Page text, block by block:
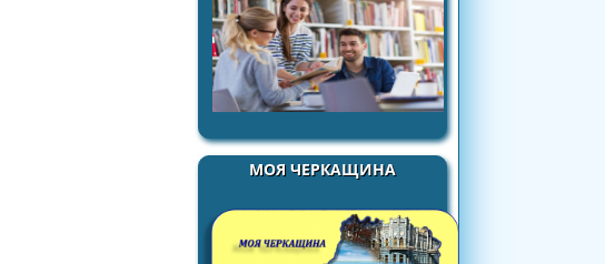
МОЯ ЧЕРКАЩИНА